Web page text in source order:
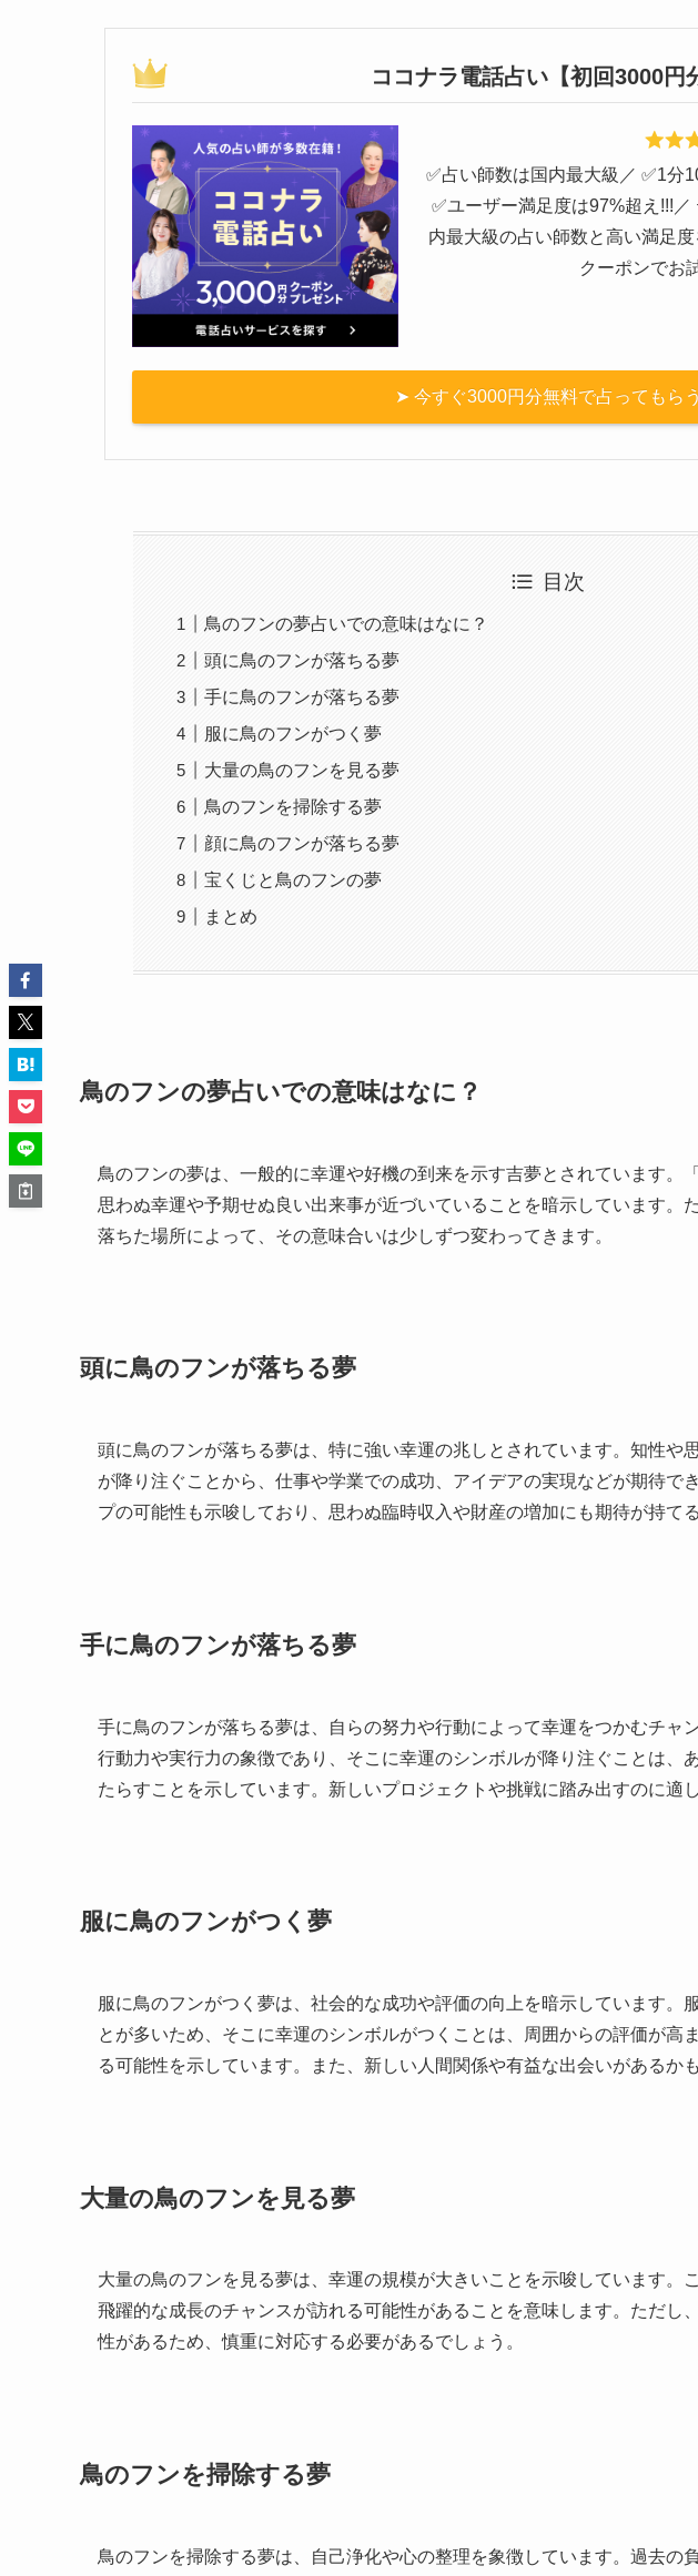
ココナラ電話占い【初回3000円
✅️占い師数は国内最大級／ ✅️1分
✅️ユーザー満足度は97%超え!!!
内最大級の占い師数と高い満足
クーポンでお
➤ 今すぐ3000円分無料で占ってもらう
目次
鳥のフンの夢占いでの意味はなに？
頭に鳥のフンが落ちる夢
手に鳥のフンが落ちる夢
服に鳥のフンがつく夢
大量の鳥のフンを見る夢
鳥のフンを掃除する夢
顔に鳥のフンが落ちる夢
宝くじと鳥のフンの夢
まとめ
鳥のフンの夢占いでの意味はなに？
鳥のフンの夢は、一般的に幸運や好機の到来を示す吉夢とされています。
思わぬ幸運や予期せぬ良い出来事が近づいていることを暗示しています。
落ちた場所によって、その意味合いは少しずつ変わってきます。
頭に鳥のフンが落ちる夢
頭に鳥のフンが落ちる夢は、特に強い幸運の兆しとされています。知性や
が降り注ぐことから、仕事や学業での成功、アイデアの実現などが期待で
プの可能性も示唆しており、思わぬ臨時収入や財産の増加にも期待が持て
手に鳥のフンが落ちる夢
手に鳥のフンが落ちる夢は、自らの努力や行動によって幸運をつかむチャ
行動力や実行力の象徴であり、そこに幸運のシンボルが降り注ぐことは、
たらすことを示しています。新しいプロジェクトや挑戦に踏み出すのに適
服に鳥のフンがつく夢
服に鳥のフンがつく夢は、社会的な成功や評価の向上を暗示しています。
とが多いため、そこに幸運のシンボルがつくことは、周囲からの評価が高
る可能性を示しています。また、新しい人間関係や有益な出会いがあるか
大量の鳥のフンを見る夢
大量の鳥のフンを見る夢は、幸運の規模が大きいことを示唆しています。
飛躍的な成長のチャンスが訪れる可能性があることを意味します。ただし
性があるため、慎重に対応する必要があるでしょう。
鳥のフンを掃除する夢
鳥のフンを掃除する夢は、自己浄化や心の整理を象徴しています。過去の